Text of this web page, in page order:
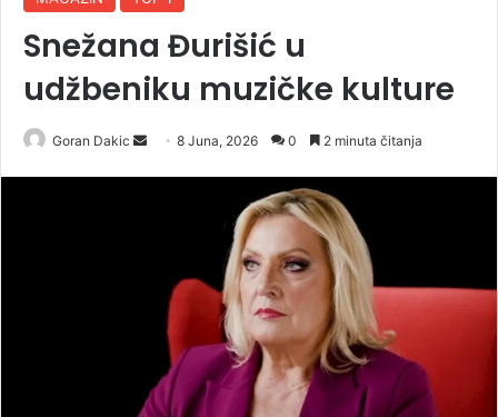
Snežana Đurišić u
udžbeniku muzičke kulture
Goran Dakic
l
8 Juna, 2026 0 2 minuta čitanja